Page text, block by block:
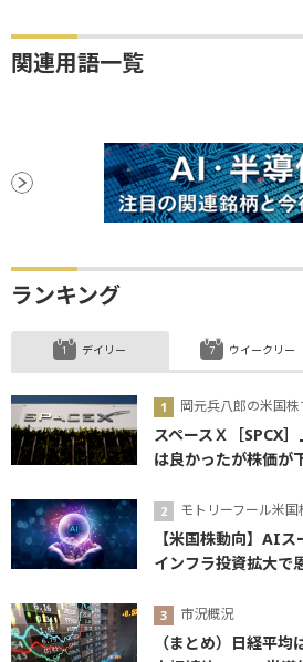
関連用語一覧
ランキング
デイリー
岡元兵八郎の米国
スペースＸ［SPCX
は良かったが株価が
モトリーフール米国
【米国株動向】AI
インフラ投資拡大で
市況概況
（まとめ）日経平
ウイークリー